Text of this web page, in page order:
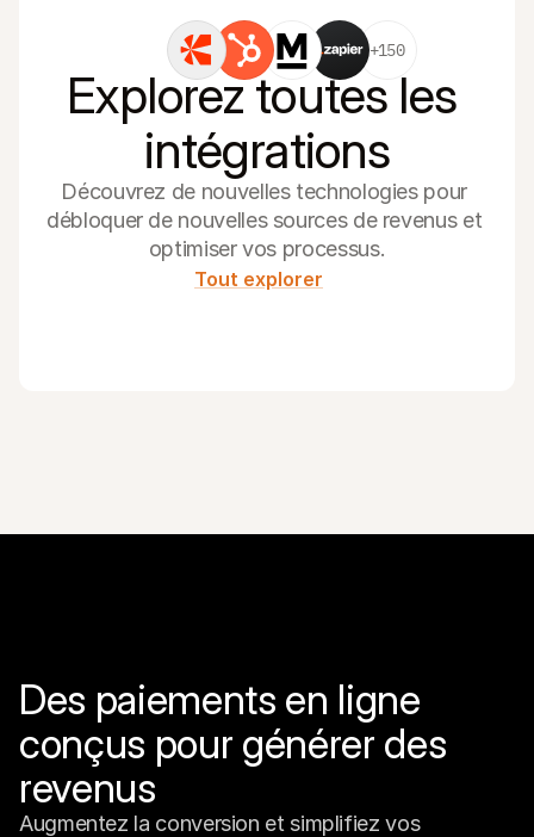
+150
Explorez toutes les
intégrations
Découvrez de nouvelles technologies pour
débloquer de nouvelles sources de revenus et
optimiser vos processus.
Tout explorer
Des paiements en ligne
conçus pour générer des
revenus
Augmentez la conversion et simplifiez vos